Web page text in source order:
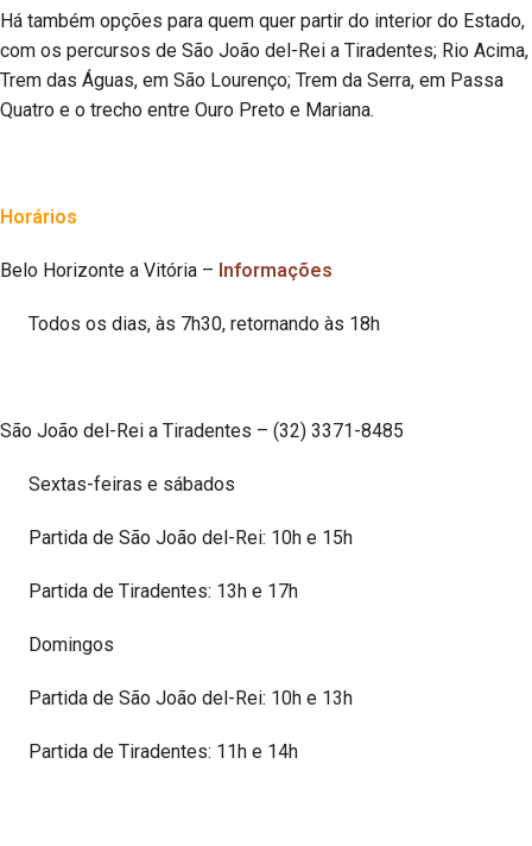
Há também opções para quem quer partir do interior do Estado,
com os percursos de São João del-Rei a Tiradentes; Rio Acima,
Trem das Águas, em São Lourenço; Trem da Serra, em Passa
Quatro e o trecho entre Ouro Preto e Mariana.
Horários
Belo Horizonte a Vitória – Informações
Todos os dias, às 7h30, retornando às 18h
São João del-Rei a Tiradentes – (32) 3371-8485
Sextas-feiras e sábados
Partida de São João del-Rei: 10h e 15h
Partida de Tiradentes: 13h e 17h
Domingos
Partida de São João del-Rei: 10h e 13h
Partida de Tiradentes: 11h e 14h